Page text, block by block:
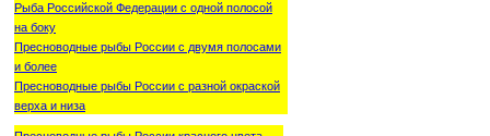
Рыба Российской Федерации с одной полосой
на боку
Пресноводные рыбы России с двумя полосами
и более
Пресноводные рыбы России с разной окраской
верха и низа